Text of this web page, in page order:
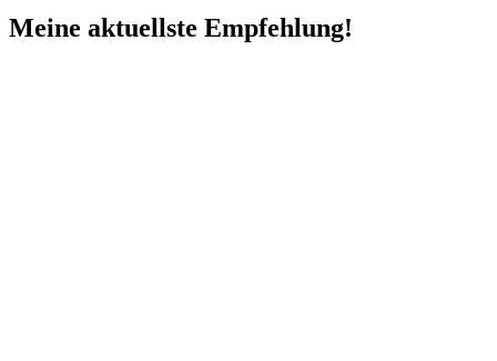
Meine aktuellste Empfehlung!